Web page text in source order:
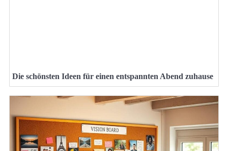
Die schönsten Ideen für einen entspannten Abend zuhause